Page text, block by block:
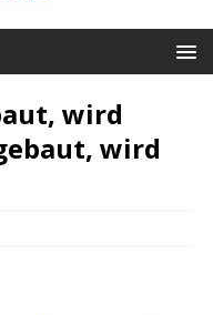
wird
wird